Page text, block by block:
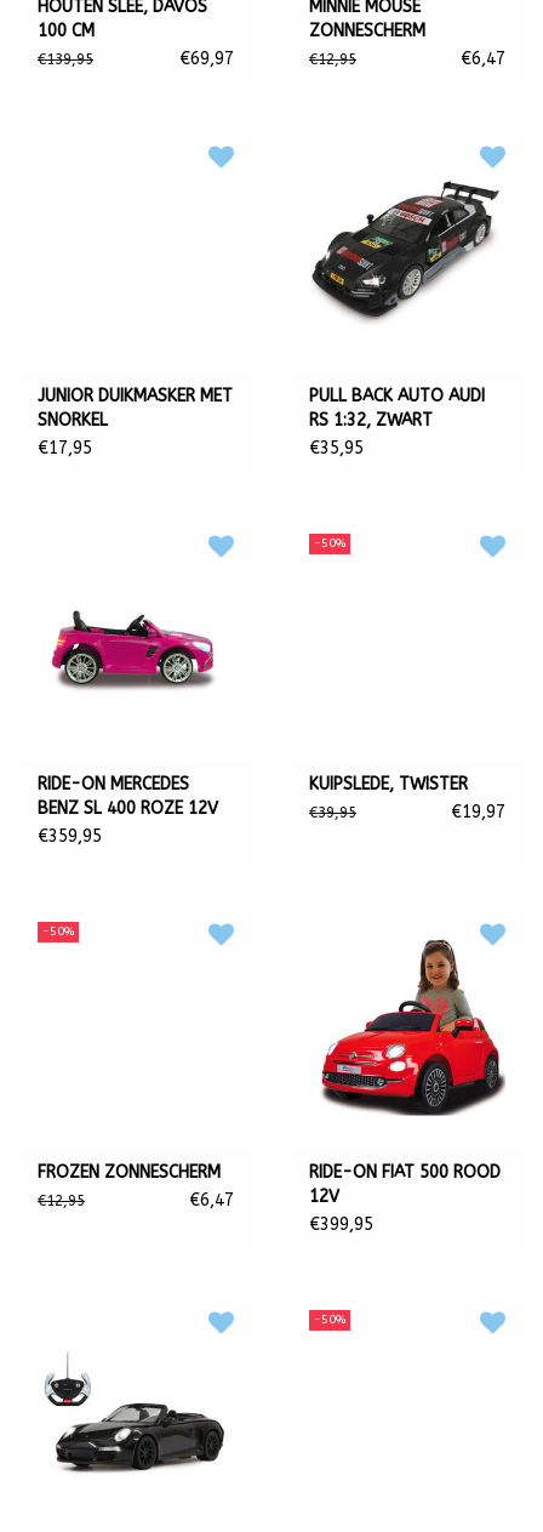
HOUTEN SLEE, DAVOS
100 CM
€139,95 €69,97
MINNIE MOUSE
ZONNESCHERM
€12,95 €6,47
JUNIOR DUIKMASKER MET
SNORKEL
€17,95
PULL BACK AUTO AUDI
RS 1:32, ZWART
€35,95
RIDE-ON MERCEDES
BENZ SL 400 ROZE 12V
€359,95
-50%
KUIPSLEDE, TWISTER
€39,95 €19,97
-50%
FROZEN ZONNESCHERM
€12,95 €6,47
RIDE-ON FIAT 500 ROOD
12V
€399,95
-50%